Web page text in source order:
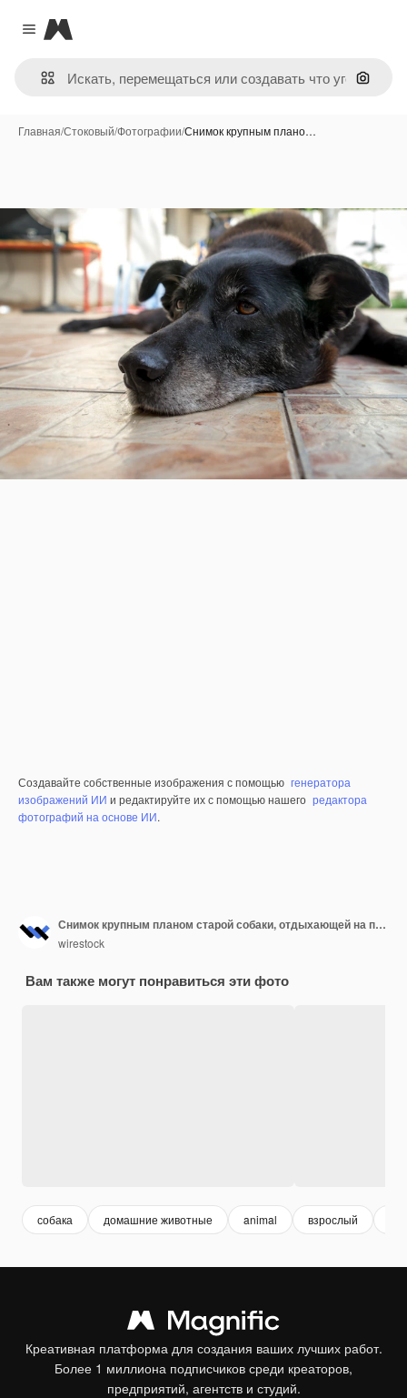
Close menu
Magnific
Поиск
Главная/Стоковый/Фотографии/Снимок крупным плано…
Создавайте собственные изображения с помощью генератора
изображений ИИ и редактируйте их с помощью нашего редактора
фотографий на основе ИИ.
Снимок крупным планом старой собаки, отдыхающей на плиточной поверхности
wirestock
Вам также могут понравиться эти фото
собака домашние животные animal взрослый
Креативная платформа для создания ваших лучших работ.
Более 1 миллиона подписчиков среди креаторов,
предприятий, агентств и студий.